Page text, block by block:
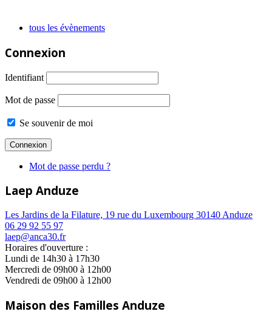
tous les évènements
Connexion
Identifiant
Mot de passe
Se souvenir de moi
Mot de passe perdu ?
Laep Anduze
Les Jardins de la Filature, 19 rue du Luxembourg 30140 Anduze
06 29 92 55 97
laep@anca30.fr
Horaires d'ouverture :
Lundi de 14h30 à 17h30
Mercredi de 09h00 à 12h00
Vendredi de 09h00 à 12h00
Maison des Familles Anduze